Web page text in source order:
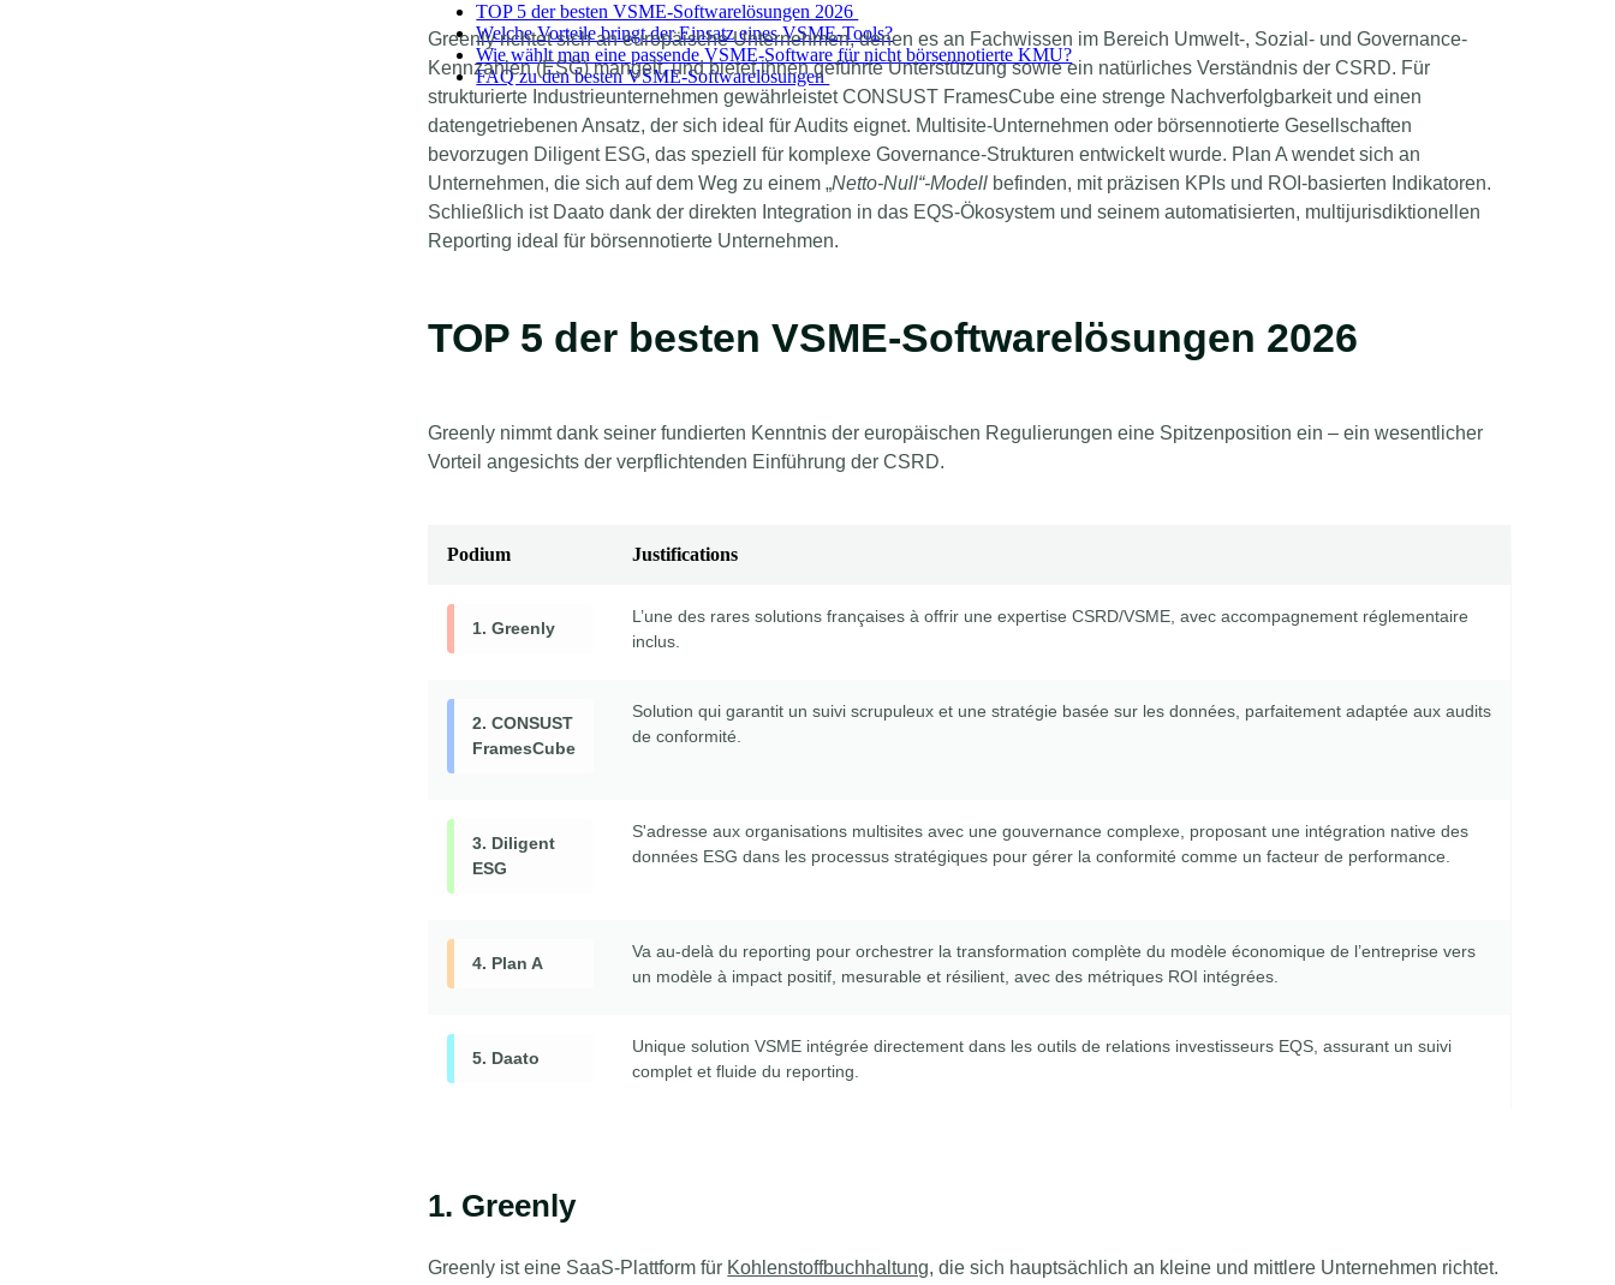
TOP 5 der besten VSME-Softwarelösungen 2026
Welche Vorteile bringt der Einsatz eines VSME-Tools?
Wie wählt man eine passende VSME-Software für nicht börsennotierte KMU?
FAQ zu den besten VSME-Softwarelösungen
Greenly richtet sich an europäische Unternehmen, denen es an Fachwissen im Bereich Umwelt-, Sozial- und Governance-
Kennzahlen (ESG) mangelt, und bietet ihnen geführte Unterstützung sowie ein natürliches Verständnis der CSRD. Für
strukturierte Industrieunternehmen gewährleistet CONSUST FramesCube eine strenge Nachverfolgbarkeit und einen
datengetriebenen Ansatz, der sich ideal für Audits eignet. Multisite-Unternehmen oder börsennotierte Gesellschaften
bevorzugen Diligent ESG, das speziell für komplexe Governance-Strukturen entwickelt wurde. Plan A wendet sich an
Unternehmen, die sich auf dem Weg zu einem „Netto-Null“-Modell befinden, mit präzisen KPIs und ROI-basierten Indikatoren.
Schließlich ist Daato dank der direkten Integration in das EQS-Ökosystem und seinem automatisierten, multijurisdiktionellen
Reporting ideal für börsennotierte Unternehmen.
TOP 5 der besten VSME-Softwarelösungen 2026
Greenly nimmt dank seiner fundierten Kenntnis der europäischen Regulierungen eine Spitzenposition ein – ein wesentlicher
Vorteil angesichts der verpflichtenden Einführung der CSRD.
Podium Justifications
1. Greenly
L’une des rares solutions françaises à offrir une expertise CSRD/VSME, avec accompagnement réglementaire
inclus.
2. CONSUST
FramesCube
Solution qui garantit un suivi scrupuleux et une stratégie basée sur les données, parfaitement adaptée aux audits
de conformité.
3. Diligent
ESG
S'adresse aux organisations multisites avec une gouvernance complexe, proposant une intégration native des
données ESG dans les processus stratégiques pour gérer la conformité comme un facteur de performance.
4. Plan A
Va au-delà du reporting pour orchestrer la transformation complète du modèle économique de l’entreprise vers
un modèle à impact positif, mesurable et résilient, avec des métriques ROI intégrées.
5. Daato
Unique solution VSME intégrée directement dans les outils de relations investisseurs EQS, assurant un suivi
complet et fluide du reporting.
1. Greenly
Greenly ist eine SaaS-Plattform für Kohlenstoffbuchhaltung, die sich hauptsächlich an kleine und mittlere Unternehmen richtet.